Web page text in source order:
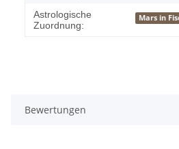
Astrologische
Zuordnung:
Mars in
Bewertungen